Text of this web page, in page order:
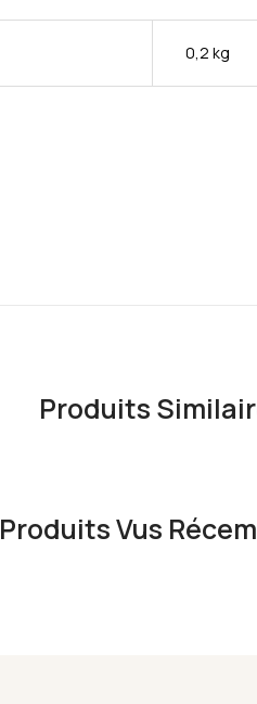
0,2 kg
Produits
Produits Vus